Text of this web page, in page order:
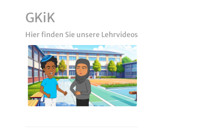
GKiK
Hier finden Sie unsere Lehrvideos